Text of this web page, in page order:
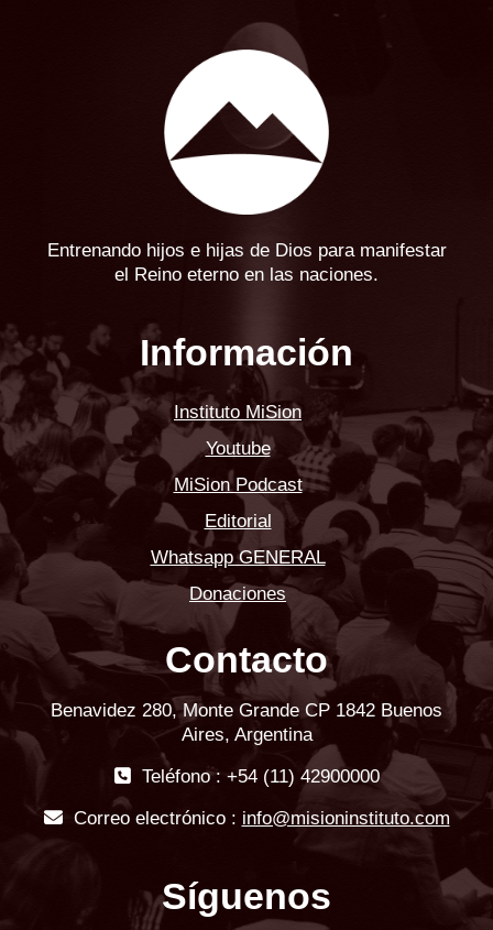
Entrenando hijos e hijas de Dios para manifestar
el Reino eterno en las naciones.
Información
Instituto MiSion
Youtube
MiSion Podcast
Editorial
Whatsapp GENERAL
Donaciones
Contacto
Benavidez 280, Monte Grande CP 1842 Buenos
Aires, Argentina
Teléfono : +54 (11) 42900000
Correo electrónico : info@misioninstituto.com
Síguenos